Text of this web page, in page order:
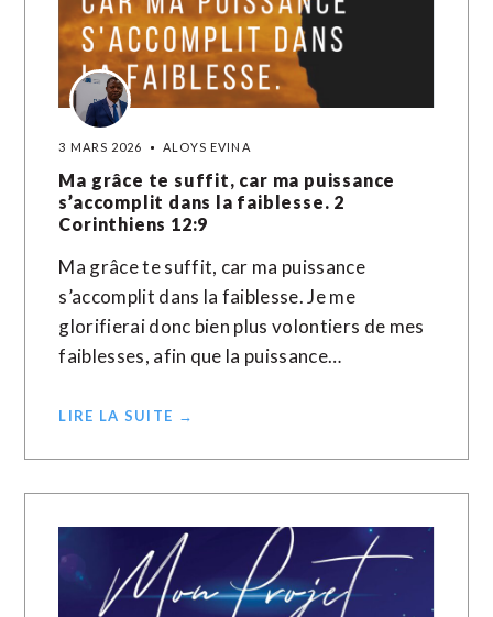
3 MARS 2026 ALOYS EVINA
Ma grâce te suffit, car ma puissance
s’accomplit dans la faiblesse. 2
Corinthiens 12:9
Ma grâce te suffit, car ma puissance
s’accomplit dans la faiblesse. Je me
glorifierai donc bien plus volontiers de mes
faiblesses, afin que la puissance…
LIRE LA SUITE →